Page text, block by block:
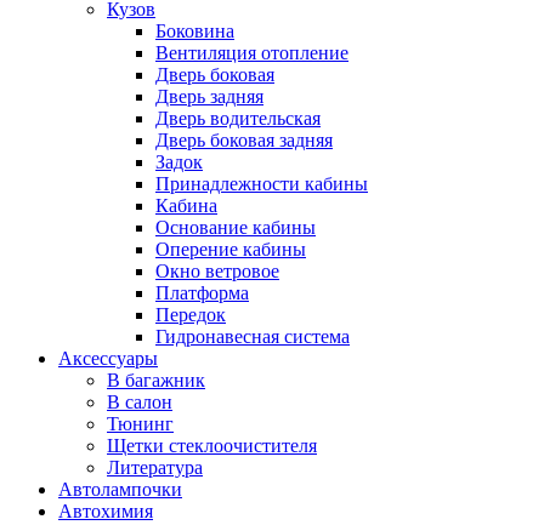
Кузов
Боковина
Вентиляция отопление
Дверь боковая
Дверь задняя
Дверь водительская
Дверь боковая задняя
Задок
Принадлежности кабины
Кабина
Основание кабины
Оперение кабины
Окно ветровое
Платформа
Передок
Гидронавесная система
Аксессуары
В багажник
В салон
Тюнинг
Щетки стеклоочистителя
Литература
Автолампочки
Автохимия